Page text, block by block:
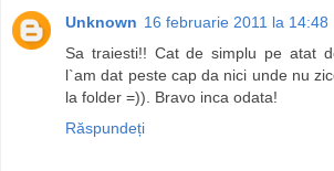
Unknown 16 februarie 2011 la 14:48
Sa traiesti!! Cat de simplu pe atat
l`am dat peste cap da nici unde nu
la folder =)). Bravo inca odata!
Răspundeți